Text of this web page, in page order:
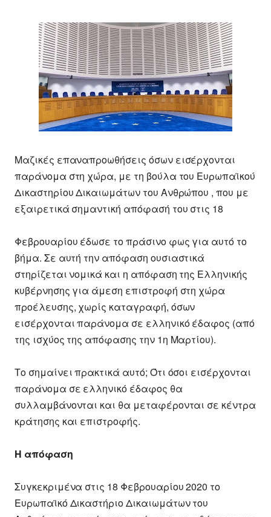
Μαζικές επαναπροωθήσεις όσων εισέρχονται
παράνομα στη χώρα, με τη βούλα του Ευρωπαϊκού
Δικαστηρίου Δικαιωμάτων του Ανθρώπου , που με
εξαιρετικά σημαντική απόφασή του στις 18
Φεβρουαρίου έδωσε το πράσινο φως για αυτό το
βήμα. Σε αυτή την απόφαση ουσιαστικά
στηρίζεται νομικά και η απόφαση της Ελληνικής
κυβέρνησης για άμεση επιστροφή στη χώρα
προέλευσης, χωρίς καταγραφή, όσων
εισέρχονται παράνομα σε ελληνικό έδαφος (από
της ισχύος της απόφασης την 1η Μαρτίου).
Το σημαίνει πρακτικά αυτό; Ότι όσοι εισέρχονται
παράνομα σε ελληνικό έδαφος θα
συλλαμβάνονται και θα μεταφέρονται σε κέντρα
κράτησης και επιστροφής.
Η απόφαση
Συγκεκριμένα στις 18 Φεβρουαρίου 2020 το
Ευρωπαϊκό Δικαστήριο Δικαιωμάτων του